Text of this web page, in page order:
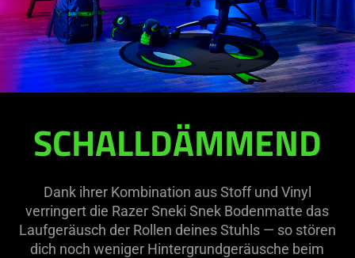
SCHALLDÄMMEND
Dank ihrer Kombination aus Stoff und Vinyl
verringert die Razer Sneki Snek Bodenmatte das
Laufgeräusch der Rollen deines Stuhls — so stören
dich noch weniger Hintergrundgeräusche beim